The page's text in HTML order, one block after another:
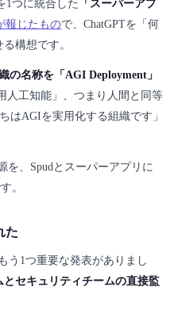
1つに統合した
「スーパーアプ
報じたもので、ChatGPTを「何
構想です。
の名称を「AGI Deployment」
人工知能」、つまり人間と同等
はAGIを実用化する組織です」
を、Spudとスーパーアプリに
。
た
う1つ重要な発表がありまし
セキュリティチームの直接監